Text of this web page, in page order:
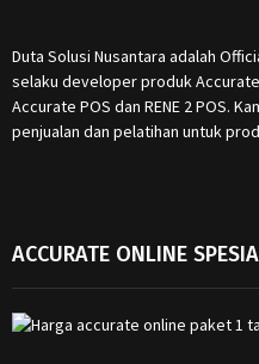
Duta Solusi Nusantara adalah
selaku developer produk
Accurate POS dan RENE 2 POS.
penjualan dan pelatihan untuk
ACCURATE ONLINE